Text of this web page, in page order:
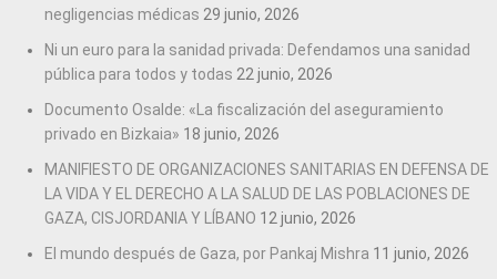
negligencias médicas 29 junio, 2026
Ni un euro para la sanidad privada: Defendamos una sanidad
pública para todos y todas 22 junio, 2026
Documento Osalde: «La fiscalización del aseguramiento
privado en Bizkaia» 18 junio, 2026
MANIFIESTO DE ORGANIZACIONES SANITARIAS EN DEFENSA DE
LA VIDA Y EL DERECHO A LA SALUD DE LAS POBLACIONES DE
GAZA, CISJORDANIA Y LÍBANO 12 junio, 2026
El mundo después de Gaza, por Pankaj Mishra 11 junio, 2026